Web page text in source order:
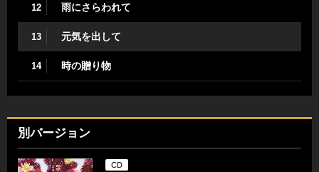
12 雨にさらわれて
13 元気を出して
14 時の贈り物
別バージョン
CD